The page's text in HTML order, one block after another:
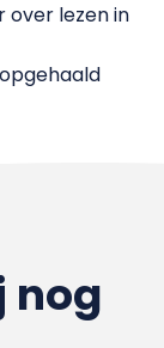
over lezen in
nog